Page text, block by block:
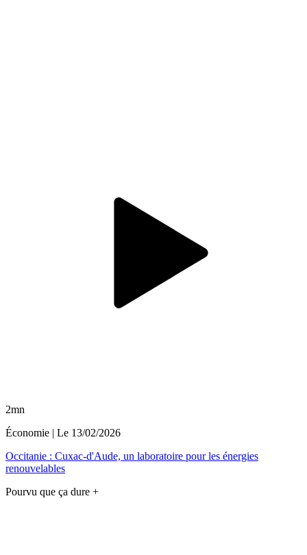
2mn
Économie | Le 13/02/2026
Occitanie : Cuxac-d'Aude, un laboratoire pour les énergies
renouvelables
Pourvu que ça dure +